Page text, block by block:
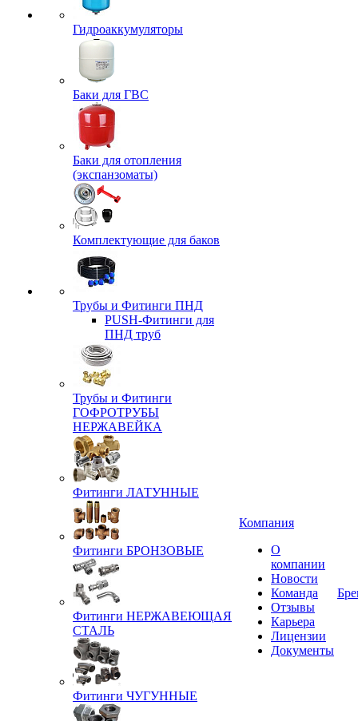
Гидроаккумуляторы
Баки для ГВС
Баки для отопления
(экспанзоматы)
Комплектующие для баков
Трубы и Фитинги ПНД
PUSH-Фитинги для
ПНД труб
Трубы и Фитинги
ГОФРОТРУБЫ
НЕРЖАВЕЙКА
Фитинги ЛАТУННЫЕ
Фитинги БРОНЗОВЫЕ
Фитинги НЕРЖАВЕЮЩАЯ
СТАЛЬ
Фитинги ЧУГУННЫЕ
Компания
О
компании
Новости
Команда
Отзывы
Карьера
Лицензии
Документы